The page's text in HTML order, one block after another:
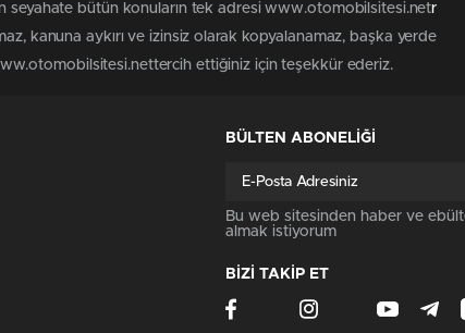
seyahate bütün konuların tek adresi www.otomobilsitesi.netr
kanuna aykırı ve izinsiz olarak kopyalanamaz, başka yerde
ettiğiniz için teşekkür ederiz.
BÜLTEN ABONELİĞİ
Bu web sitesinden haber ve
almak istiyorum
BİZİ TAKİP ET